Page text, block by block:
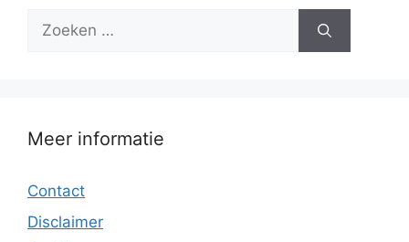
Zoek
Meer informatie
Contact
Disclaimer